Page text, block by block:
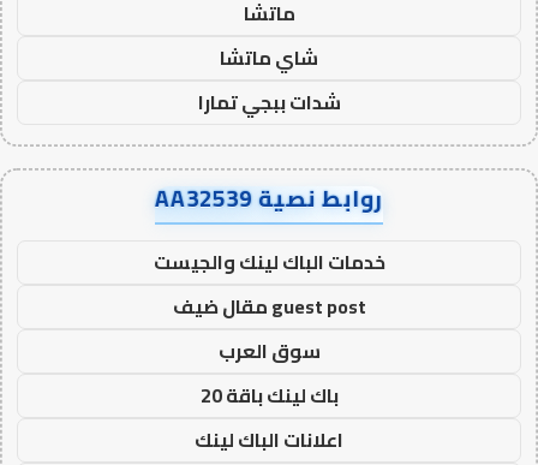
ماتشا
شاي ماتشا
شدات ببجي تمارا
روابط نصية AA32539
خدمات الباك لينك والجيست
guest post مقال ضيف
سوق العرب
باك لينك باقة 20
اعلانات الباك لينك